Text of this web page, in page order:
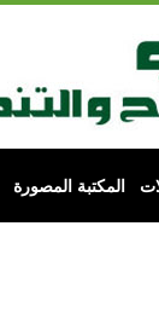
المكتبة المصورة